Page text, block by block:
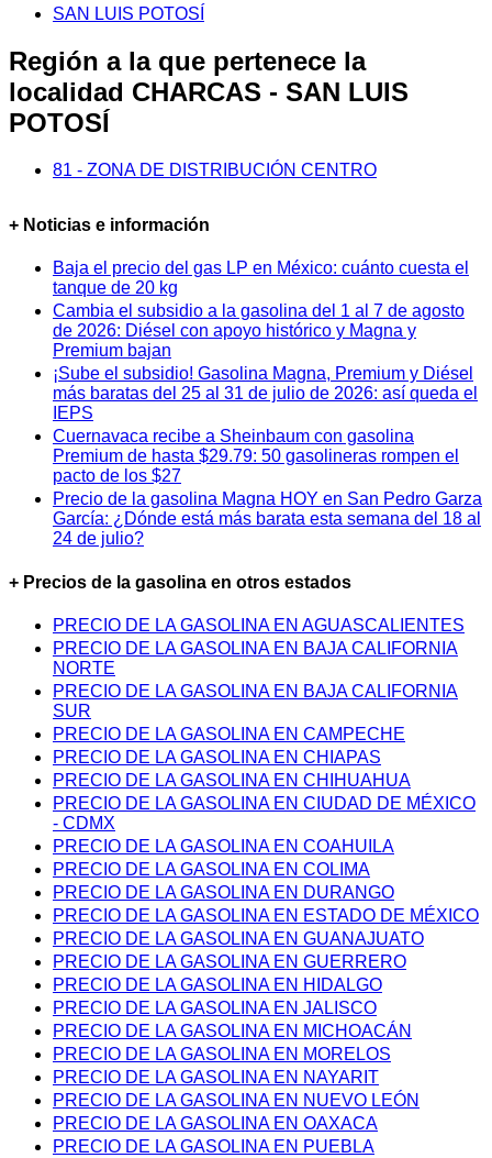
SAN LUIS POTOSÍ
Región a la que pertenece la
localidad CHARCAS - SAN LUIS
POTOSÍ
81 - ZONA DE DISTRIBUCIÓN CENTRO
+ Noticias e información
Baja el precio del gas LP en México: cuánto cuesta el
tanque de 20 kg
Cambia el subsidio a la gasolina del 1 al 7 de agosto
de 2026: Diésel con apoyo histórico y Magna y
Premium bajan
¡Sube el subsidio! Gasolina Magna, Premium y Diésel
más baratas del 25 al 31 de julio de 2026: así queda el
IEPS
Cuernavaca recibe a Sheinbaum con gasolina
Premium de hasta $29.79: 50 gasolineras rompen el
pacto de los $27
Precio de la gasolina Magna HOY en San Pedro Garza
García: ¿Dónde está más barata esta semana del 18 al
24 de julio?
+ Precios de la gasolina en otros estados
PRECIO DE LA GASOLINA EN AGUASCALIENTES
PRECIO DE LA GASOLINA EN BAJA CALIFORNIA
NORTE
PRECIO DE LA GASOLINA EN BAJA CALIFORNIA
SUR
PRECIO DE LA GASOLINA EN CAMPECHE
PRECIO DE LA GASOLINA EN CHIAPAS
PRECIO DE LA GASOLINA EN CHIHUAHUA
PRECIO DE LA GASOLINA EN CIUDAD DE MÉXICO
- CDMX
PRECIO DE LA GASOLINA EN COAHUILA
PRECIO DE LA GASOLINA EN COLIMA
PRECIO DE LA GASOLINA EN DURANGO
PRECIO DE LA GASOLINA EN ESTADO DE MÉXICO
PRECIO DE LA GASOLINA EN GUANAJUATO
PRECIO DE LA GASOLINA EN GUERRERO
PRECIO DE LA GASOLINA EN HIDALGO
PRECIO DE LA GASOLINA EN JALISCO
PRECIO DE LA GASOLINA EN MICHOACÁN
PRECIO DE LA GASOLINA EN MORELOS
PRECIO DE LA GASOLINA EN NAYARIT
PRECIO DE LA GASOLINA EN NUEVO LEÓN
PRECIO DE LA GASOLINA EN OAXACA
PRECIO DE LA GASOLINA EN PUEBLA